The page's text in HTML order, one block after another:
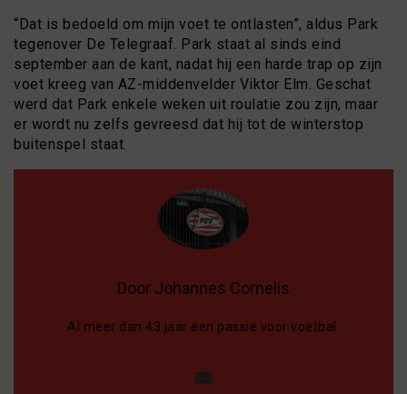
“Dat is bedoeld om mijn voet te ontlasten”, aldus Park
tegenover De Telegraaf. Park staat al sinds eind
september aan de kant, nadat hij een harde trap op zijn
voet kreeg van AZ-middenvelder Viktor Elm. Geschat
werd dat Park enkele weken uit roulatie zou zijn, maar
er wordt nu zelfs gevreesd dat hij tot de winterstop
buitenspel staat.
Door Johannes Cornelis
Al meer dan 43 jaar een passie voor voetbal.